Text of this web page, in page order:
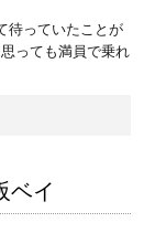
待っていたことが
っても満員で乗れ
ベイ